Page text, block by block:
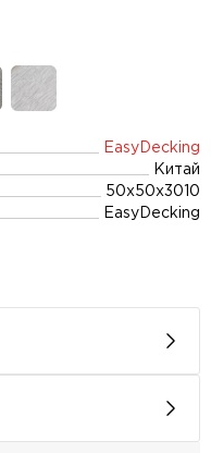
EasyDecking
Китай
50х50х3010
EasyDecking